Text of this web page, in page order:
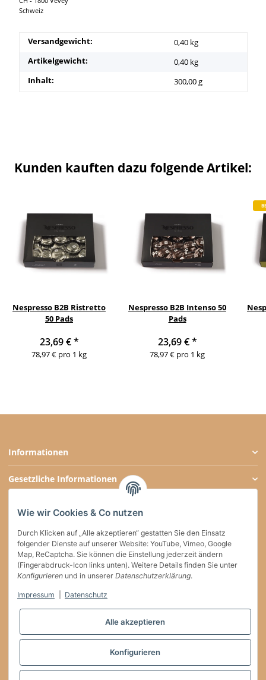
Schweiz
Versandgewicht:
0,40 kg
Artikelgewicht:
0,40 kg
Inhalt:
300,00 g
Kunden kauften dazu folgende Artikel:
Nespresso B2B Ristretto
50 Pads
23,69 €*
78,97 € pro 1 kg
Nespresso B2B Intenso 50
Pads
23,69 €*
78,97 € pro 1 kg
Informationen
Gesetzliche Informationen
Social Media
Versand
Vertrag widerrufen
* * Diese Marke gehört Dritten, die keinerlei Verbindung zu willkaffeehaben.de
* Alle Preise inkl. gesetzlicher USt. , zzgl.Versand
Wie wir Cookies & Co nutzen
Durch Klicken auf „Alle akzeptieren“ gestatten Sie den Einsatz
folgender Dienste auf unserer Website: YouTube, Vimeo, Google
Map, ReCaptcha. Sie können die Einstellung jederzeit ändern
(Fingerabdruck-Icon links unten). Weitere Details finden Sie unter
Konfigurieren und in unserer Datenschutzerklärung.
Impressum Datenschutz
Alle akzeptieren
Konfigurieren